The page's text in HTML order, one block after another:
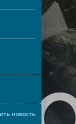
новость